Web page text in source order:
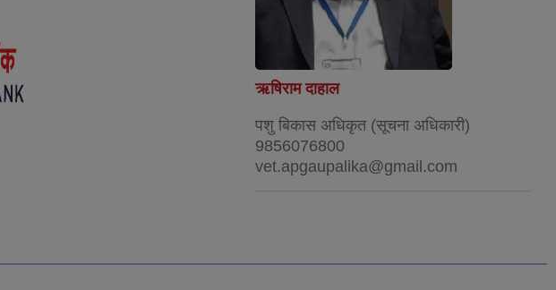
ऋषिराम दाहाल
पशु बिकास अधिकृत (सूचना अधिकारी)
9856076800
vet.apgaupalika@gmail.com